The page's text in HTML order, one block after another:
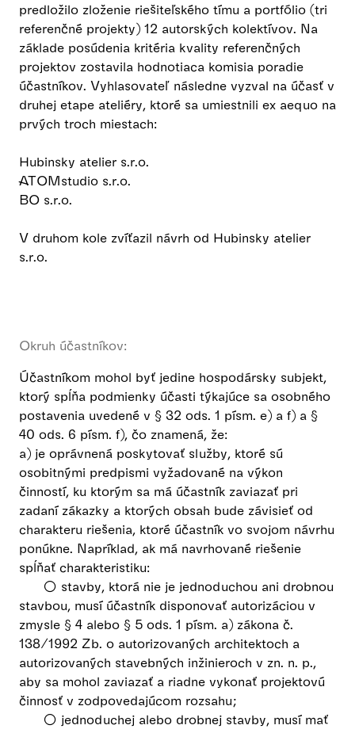
predložilo zloženie riešiteľského tímu a portfólio (tri
referenčné projekty) 12 autorských kolektívov. Na
základe posúdenia kritéria kvality referenčných
projektov zostavila hodnotiaca komisia poradie
účastníkov. Vyhlasovateľ následne vyzval na účasť v
druhej etape ateliéry, ktoré sa umiestnili ex aequo na
prvých troch miestach:
Hubinsky atelier s.r.o.
ATOMstudio s.r.o.
BO s.r.o.
V druhom kole zvíťazil návrh od Hubinsky atelier
s.r.o.
Okruh účastníkov:
Účastníkom mohol byť jedine hospodársky subjekt,
ktorý spĺňa podmienky účasti týkajúce sa osobného
postavenia uvedené v § 32 ods. 1 písm. e) a f) a §
40 ods. 6 písm. f), čo znamená, že:
a) je oprávnená poskytovať služby, ktoré sú
osobitnými predpismi vyžadované na výkon
činností, ku ktorým sa má účastník zaviazať pri
zadaní zákazky a ktorých obsah bude závisieť od
charakteru riešenia, ktoré účastník vo svojom návrhu
ponúkne. Napríklad, ak má navrhované riešenie
spĺňať charakteristiku:
○ stavby, ktorá nie je jednoduchou ani drobnou
stavbou, musí účastník disponovať autorizáciou v
zmysle § 4 alebo § 5 ods. 1 písm. a) zákona č.
138/1992 Zb. o autorizovaných architektoch a
autorizovaných stavebných inžinieroch v zn. n. p.,
aby sa mohol zaviazať a riadne vykonať projektovú
činnosť v zodpovedajúcom rozsahu;
○ jednoduchej alebo drobnej stavby, musí mať